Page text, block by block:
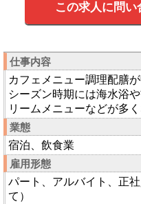
この求人に問
仕事内容
カフェメニュー調理配膳
シーズン時期には海水浴
リームメニューなどが多く
業態
宿泊、飲食業
雇用形態
パート、アルバイト、正
て）